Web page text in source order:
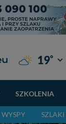
19°
SZKOLENIA
WYSPY